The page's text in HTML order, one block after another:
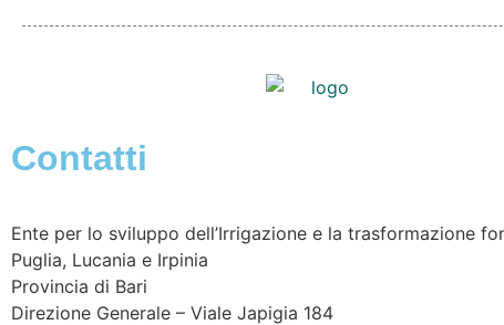
Contatti
Ente per lo sviluppo dell’Irrigazione e la trasformazione
Puglia, Lucania e Irpinia
Provincia di Bari
Direzione Generale – Viale Japigia 184